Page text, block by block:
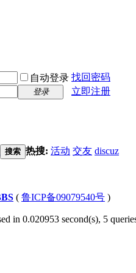
自动登录 找回密码
登录
立即注册
搜索 热搜: 活动 交友 discuz
( 鲁ICP备09079540号 )
in 0.020953 second(s), 5